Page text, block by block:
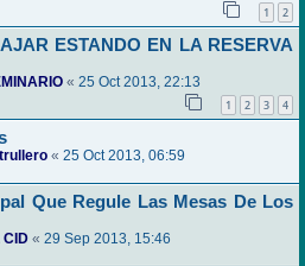
1 2
ESTANDO EN LA RESERVA
« 25 Oct 2013, 22:13
1 2 3 4
« 25 Oct 2013, 06:59
Que Regule Las Mesas De Los
CID « 29 Sep 2013, 15:46